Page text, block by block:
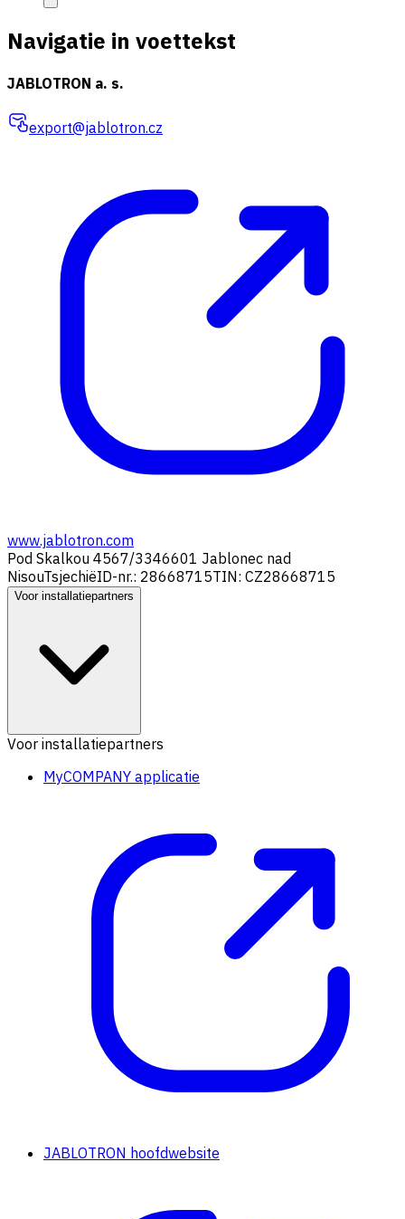
Navigatie in voettekst
JABLOTRON a. s.
export@jablotron.cz
www.jablotron.com
Pod Skalkou 4567/3346601 Jablonec nad
NisouTsjechiëID-nr.: 28668715TIN: CZ28668715
Voor installatiepartners
Voor installatiepartners
MyCOMPANY applicatie
JABLOTRON hoofdwebsite